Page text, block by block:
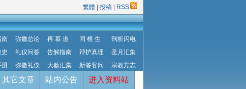
繁體 投稿 RSS
南 弥撒总论 再 慕 道 同 根 生
剖析闪电
礼仪问答 告解指南 辩护真理
圣月汇集
册 弥撒礼仪 大赦汇集 新答客问 宗教方志
其它文章 站内公告 进入资料站